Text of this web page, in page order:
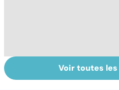
Intoxications
alimentaires :
Voir toutes